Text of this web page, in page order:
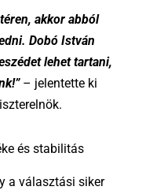
akkor abból
Dobó István
lehet tartani,
– jelentette ki
és stabilitás
a választási siker